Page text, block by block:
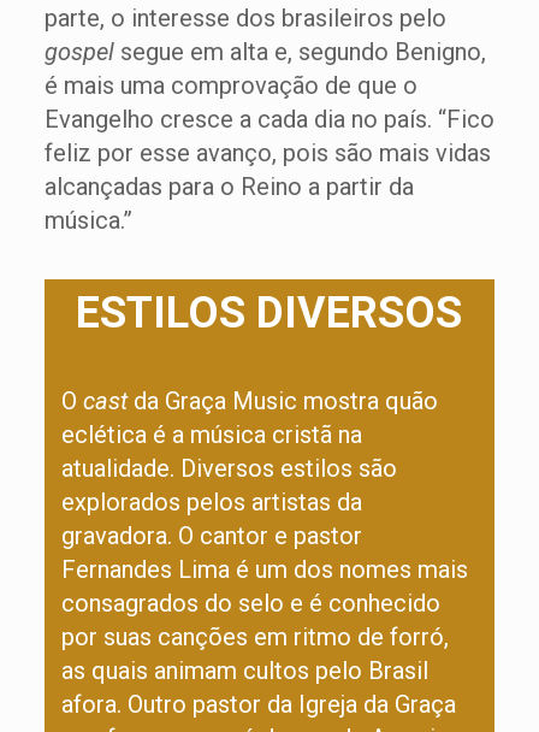
parte, o interesse dos brasileiros pelo
gospelsegue em alta e, segundo Benigno,
é mais uma comprovação de que o
Evangelho cresce a cada dia no país. “Fico
feliz por esse avanço, pois são mais vidas
alcançadas para o Reino a partir da
música.”
ESTILOS DIVERSOS
O cast da Graça Music mostra quão
eclética é a música cristã na
atualidade. Diversos estilos são
explorados pelos artistas da
gravadora. O cantor e pastor
Fernandes Lima é um dos nomes mais
consagrados do selo e é conhecido
por suas canções em ritmo de forró,
as quais animam cultos pelo Brasil
afora. Outro pastor da Igreja da Graça